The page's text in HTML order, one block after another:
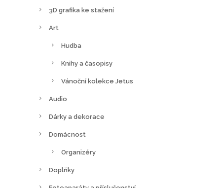
3D grafika ke stažení
Art
Hudba
Knihy a časopisy
Vánoční kolekce Jetus
Audio
Dárky a dekorace
Domácnost
Organizéry
Doplňky